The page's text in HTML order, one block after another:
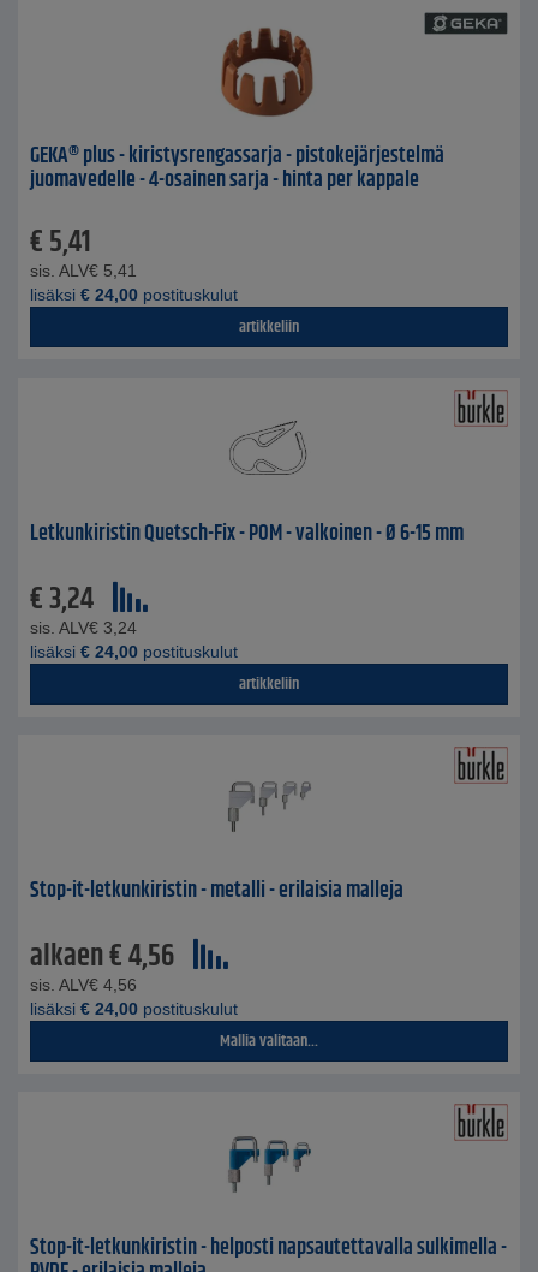
GEKA® plus - kiristysrengassarja - pistokejärjestelmä
juomavedelle - 4-osainen sarja - hinta per kappale
€5,41
sis. ALV€ 5,41
lisäksi € 24,00 postituskulut
artikkeliin
Letkunkiristin Quetsch-Fix - POM - valkoinen - Ø 6-15 mm
€3,24
sis. ALV€ 3,24
lisäksi € 24,00 postituskulut
artikkeliin
Stop-it-letkunkiristin - metalli - erilaisia malleja
alkaen€4,56
sis. ALV€ 4,56
lisäksi € 24,00 postituskulut
Mallia valitaan...
Stop-it-letkunkiristin - helposti napsautettavalla sulkimella -